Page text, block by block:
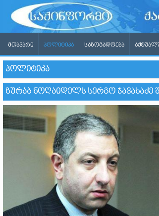
ᲛᲗᲐᲕᲐᲠᲘ ᲞᲝᲚᲘᲢᲘᲙᲐ ᲡᲐᲖᲝᲒᲐᲓᲝᲔᲑᲐ
ᲞᲝᲚᲘᲢᲘᲙᲐ
ᲖᲣᲠᲐᲑ ᲜᲝᲦᲐᲘᲓᲔᲚᲡ ᲡᲔᲠᲒᲝ ᲯᲐᲕᲐᲮᲐᲫᲔ